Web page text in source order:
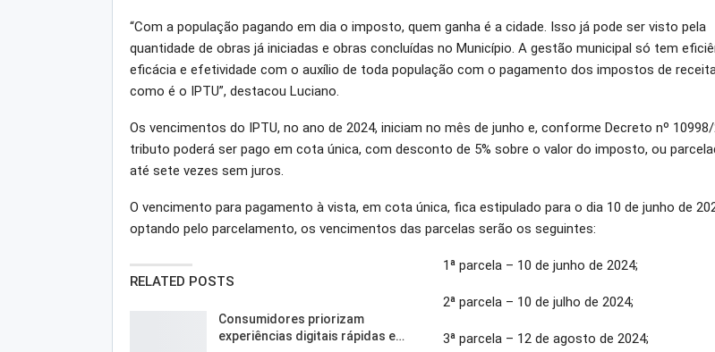
“Com a população pagando em dia o imposto, quem ganha é a cidade. Isso já pode ser visto pela
quantidade de obras já iniciadas e obras concluídas no Município. A gestão municipal só tem
eficácia e efetividade com o auxílio de toda população com o pagamento dos impostos de
como é o IPTU”, destacou Luciano.
Os vencimentos do IPTU, no ano de 2024, iniciam no mês de junho e, conforme Decreto nº
tributo poderá ser pago em cota única, com desconto de 5% sobre o valor do imposto, ou
até sete vezes sem juros.
O vencimento para pagamento à vista, em cota única, fica estipulado para o dia 10 de junho de
optando pelo parcelamento, os vencimentos das parcelas serão os seguintes:
RELATED POSTS
Consumidores priorizam
experiências digitais rápidas e…
1ª parcela – 10 de junho de 2024;
2ª parcela – 10 de julho de 2024;
3ª parcela – 12 de agosto de 2024;